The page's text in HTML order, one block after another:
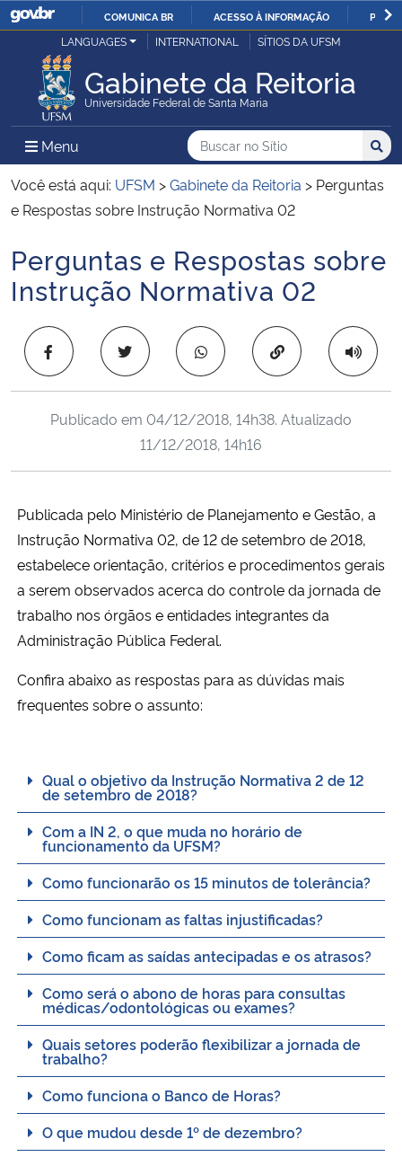
IR
O
COMUNICA BR ACESSO À INFORMAÇÃO
Ministério da Justiça e Segurança Pública
Ministério da Defesa
Ministério das Relações Exteriores
Ministério da Infraestrutura
Ministério da Educação
Ministério da Cidadania
Ministério de Minas e Energia
Ministério da Ciência, Tecnologia, Inovações e Comunicações
Ministério do Meio Ambiente
Ministério do Desenvolvimento Regional
Ministério da Mulher, da Família e dos Direitos Humanos
Secretaria-Geral
Secretaria de Governo
Gabinete de Segurança Institucional
Advocacia-Geral da União
Banco Central do Brasil
LANGUAGES INTERNATIONAL SÍTIOS DA UFSM
Gabinete da Reitoria
Universidade Federal de Santa Maria
Menu Menu Principal do Sítio
Busca
Buscar no no Sítio
Busca:
Você está aqui: UFSM >Gabinete da Reitoria > Perguntas
e Respostas sobre Instrução Normativa 02
Início do conteúdo
Perguntas e Respostas sobre
Instrução Normativa 02
Copiar para área
Publicado em 04/12/2018, 14h38. Atualizado
11/12/2018, 14h16
Publicada pelo Ministério de Planejamento e Gestão, a
Instrução Normativa 02, de 12 de setembro de 2018,
estabelece orientação, critérios e procedimentos gerais
a serem observados acerca do controle da jornada de
trabalho nos órgãos e entidades integrantes da
Administração Pública Federal.
Confira abaixo as respostas para as dúvidas mais
frequentes sobre o assunto:
Qual o objetivo da Instrução Normativa 2 de 12
de setembro de 2018?
Com a IN 2, o que muda no horário de
funcionamento da UFSM?
Como funcionarão os 15 minutos de tolerância?
Como funcionam as faltas injustificadas?
Como ficam as saídas antecipadas e os atrasos?
Como será o abono de horas para consultas
médicas/odontológicas ou exames?
Quais setores poderão flexibilizar a jornada de
trabalho?
Como funciona o Banco de Horas?
O que mudou desde 1º de dezembro?